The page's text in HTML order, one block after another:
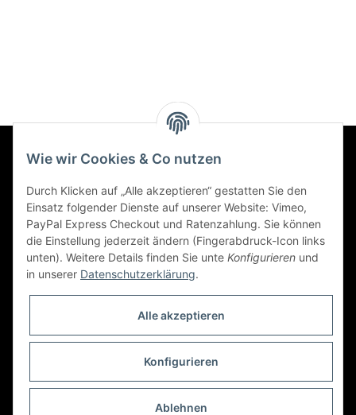
Gesetzliche Informationen
Social Engagement
* Alle Preise inkl. gesetzlicher USt., zzgl.Versand
Wie wir Cookies & Co nutzen
Durch Klicken auf „Alle akzeptieren“ gestatten Sie den
Einsatz folgender Dienste auf unserer Website: Vimeo,
PayPal Express Checkout und Ratenzahlung. Sie können
die Einstellung jederzeit ändern (Fingerabdruck-Icon links
unten). Weitere Details finden Sie unte Konfigurieren und
in unserer Datenschutzerklärung.
Alle akzeptieren
Konfigurieren
Ablehnen